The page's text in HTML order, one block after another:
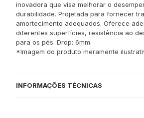
inovadora que visa melhorar o
durabilidade. Projetada para fornecer
amortecimento adequados. Oferece
diferentes superfícies, resistência ao
para os pés. Drop: 6mm.
*Imagem do produto meramente
INFORMAÇÕES TÉCNICAS